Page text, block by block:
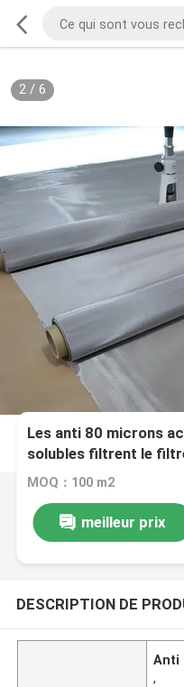
2/ 6
Les anti 80 microns
solubles filtrent le
Candle
MOQ：100 m2
meilleur prix
DESCRIPTION DE
Anti
,